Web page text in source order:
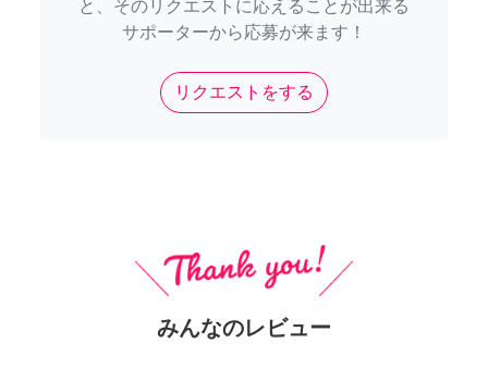
と、そのリクエストに応えることが出来る
サポーターから応募が来ます！
リクエストをする
みんなのレビュー